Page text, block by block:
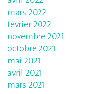
mars 2022
février 2022
novembre 2021
octobre 2021
mai 2021
avril 2021
mars 2021